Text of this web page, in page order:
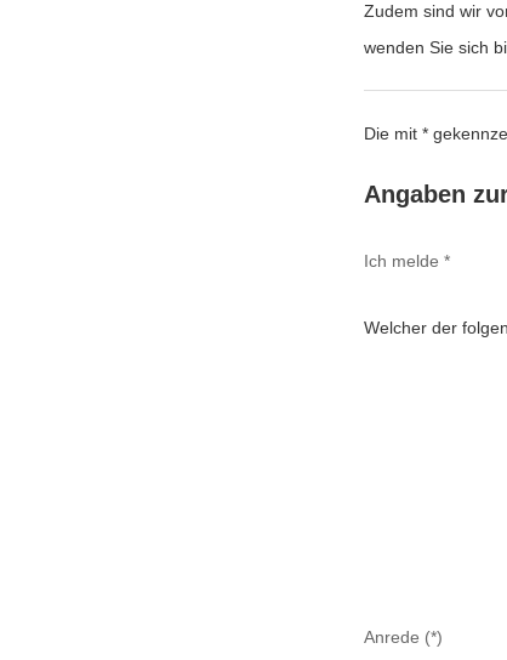
Zudem sind wir
wenden Sie sich
Die mit *
Angaben
Ich melde *
Welcher der
Anrede (*)